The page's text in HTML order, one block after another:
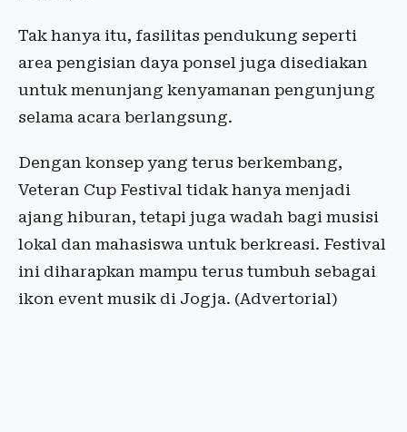
Tak hanya itu, fasilitas pendukung seperti
area pengisian daya ponsel juga disediakan
untuk menunjang kenyamanan pengunjung
selama acara berlangsung.
Dengan konsep yang terus berkembang,
Veteran Cup Festival tidak hanya menjadi
ajang hiburan, tetapi juga wadah bagi musisi
lokal dan mahasiswa untuk berkreasi. Festival
ini diharapkan mampu terus tumbuh sebagai
ikon event musik di Jogja. (Advertorial)